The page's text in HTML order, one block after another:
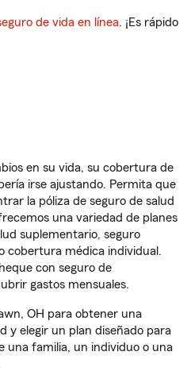
de vida en línea. ¡Es rápido
en su vida, su cobertura de
irse ajustando. Permita que
la póliza de seguro de salud
una variedad de planes
suplementario, seguro
cobertura médica individual.
con seguro de
gastos mensuales.
OH para obtener una
y elegir un plan diseñado para
una familia, un individuo o una